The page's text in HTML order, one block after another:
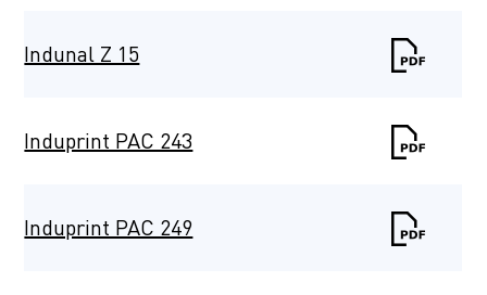
Indunal Z 15
Induprint PAC 243
Induprint PAC 249